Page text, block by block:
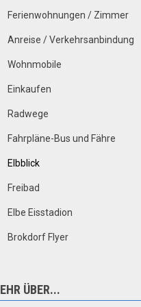
Ferienwohnungen / Zimmer
Anreise / Verkehrsanbindung
Wohnmobile
Einkaufen
Radwege
Fahrpläne-Bus und Fähre
Elbblick
Freibad
Elbe Eisstadion
Brokdorf Flyer
ÜBER...